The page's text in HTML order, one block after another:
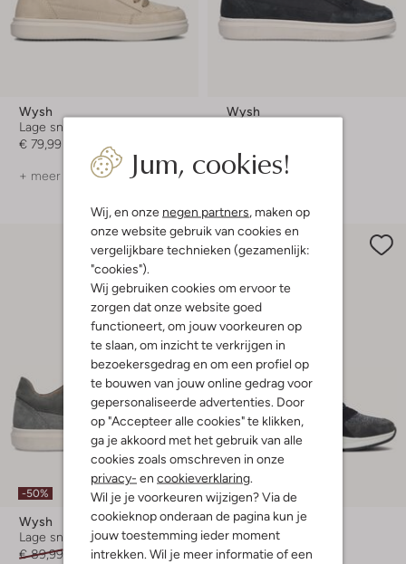
Jum, cookies!
Wij, en onze negen partners , maken op
onze website gebruik van cookies en
vergelijkbare technieken (gezamenlijk:
"cookies").
Wij gebruiken cookies om ervoor te
zorgen dat onze website goed
functioneert, om jouw voorkeuren op
te slaan, om inzicht te verkrijgen in
bezoekersgedrag en om een profiel op
te bouwen van jouw online gedrag voor
gepersonaliseerde advertenties. Door
op "Accepteer alle cookies" te klikken,
ga je akkoord met het gebruik van alle
cookies zoals omschreven in onze
privacy- en cookieverklaring
Wil je je voorkeuren wijzigen? Via de
cookieknop onderaan de pagina kun je
jouw toestemming ieder moment
intrekken. Wil je meer informatie of een
Wysh
Lage sneakers
€ 79,99
+ meer kleuren
Wysh
+ meer kleuren
-50%
Wysh
Lage sneakers
€ 89,99
€ 44,99
Laatste maten
-50%
Wysh
Lage sneakers
€ 99,95 € 49,99